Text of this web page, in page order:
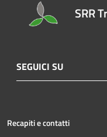
SRR
SEGUICI SU
Recapiti e contatti